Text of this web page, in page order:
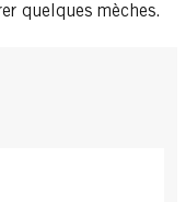
quelques mèches.